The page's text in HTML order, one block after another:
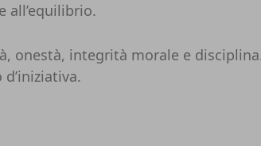
all’equilibrio.
onestà, integrità morale e